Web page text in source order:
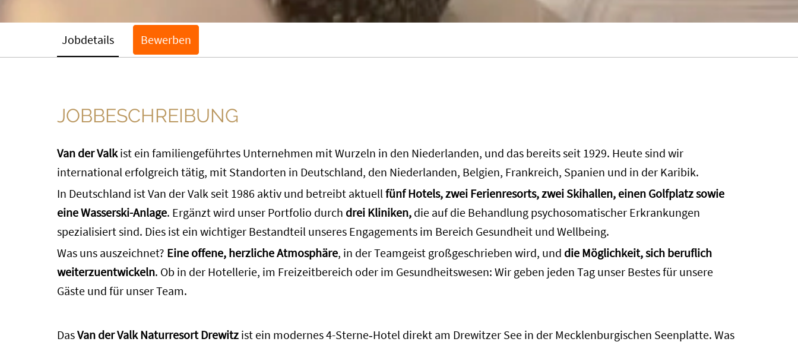
Jobdetails Bewerben
JOBBESCHREIBUNG
Van der Valkist ein familiengeführtes Unternehmen mit Wurzeln in den Niederlanden, und das bereits seit 1929. Heute sind wir
international erfolgreich tätig, mit Standorten in Deutschland, den Niederlanden, Belgien, Frankreich, Spanien und in der Karibik.
In Deutschland ist Van der Valk seit 1986 aktiv und betreibt aktuell fünf Hotels, zwei Ferienresorts, zwei Skihallen, einen Golfplatz sowie
eine Wasserski-Anlage. Ergänzt wird unser Portfolio durch drei Kliniken, die auf die Behandlung psychosomatischer Erkrankungen
spezialisiert sind. Dies ist ein wichtiger Bestandteil unseres Engagements im Bereich Gesundheit und Wellbeing.
Was uns auszeichnet? Eine offene, herzliche Atmosphäre, in der Teamgeist großgeschrieben wird, und die Möglichkeit, sich beruflich
weiterzuentwickeln. Ob in der Hotellerie, im Freizeitbereich oder im Gesundheitswesen: Wir geben jeden Tag unser Bestes für unsere
Gäste und für unser Team.
DasVan der Valk Naturresort Drewitz ist ein modernes 4-Sterne‑Hotel direkt am Drewitzer See in der Mecklenburgischen Seenplatte. Was